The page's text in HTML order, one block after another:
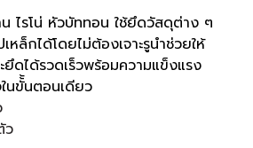
ไรโน่ หัวบัททอน ใช้ยึดวัสดุต่าง ๆ
หล็กได้โดยไม่ต้องเจาะรูนำช่วยให้
ยึดได้รวดเร็วพร้อมความแข็งแรง
นขั้้นตอนเดียว
ว